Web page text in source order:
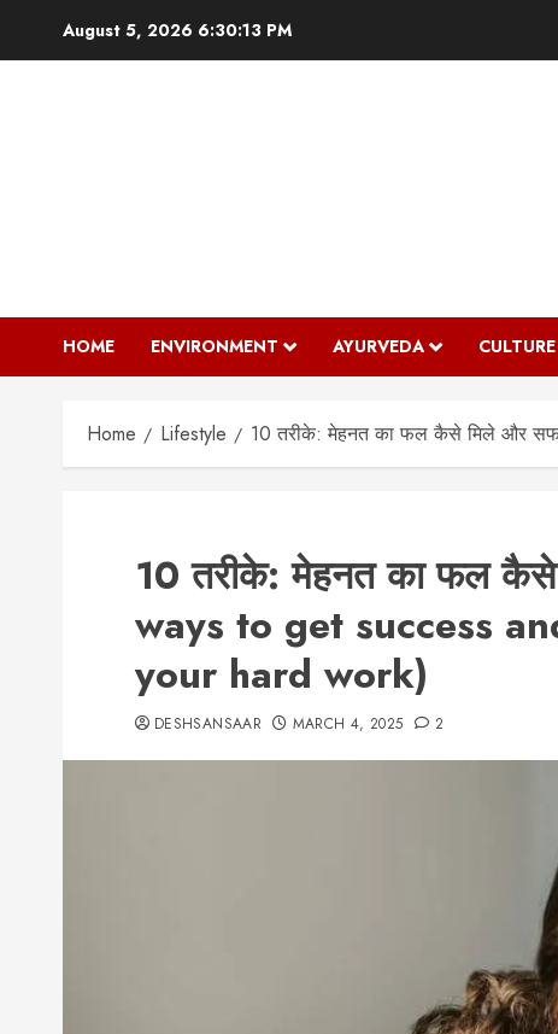
August 5, 2026 6:30:14 PM
HOME ENVIRONMENT AYURVEDA CULTURE
Home Lifestyle 10 तरीके: मेहनत का फल कैसे मिले और
10 तरीके: मेहनत का फल
ways to get success
your hard work)
DESHSANSAAR MARCH 4, 2025 2